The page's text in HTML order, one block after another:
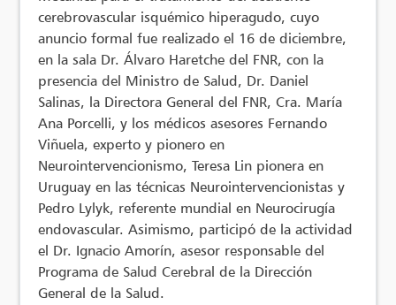
cerebrovascular isquémico hiperagudo, cuyo
anuncio formal fue realizado el 16 de diciembre,
en la sala Dr. Álvaro Haretche del FNR, con la
presencia del Ministro de Salud, Dr. Daniel
Salinas, la Directora General del FNR, Cra. María
Ana Porcelli, y los médicos asesores Fernando
Viñuela, experto y pionero en
Neurointervencionismo, Teresa Lin pionera en
Uruguay en las técnicas Neurointervencionistas y
Pedro Lylyk, referente mundial en Neurocirugía
endovascular. Asimismo, participó de la actividad
el Dr. Ignacio Amorín, asesor responsable del
Programa de Salud Cerebral de la Dirección
General de la Salud.